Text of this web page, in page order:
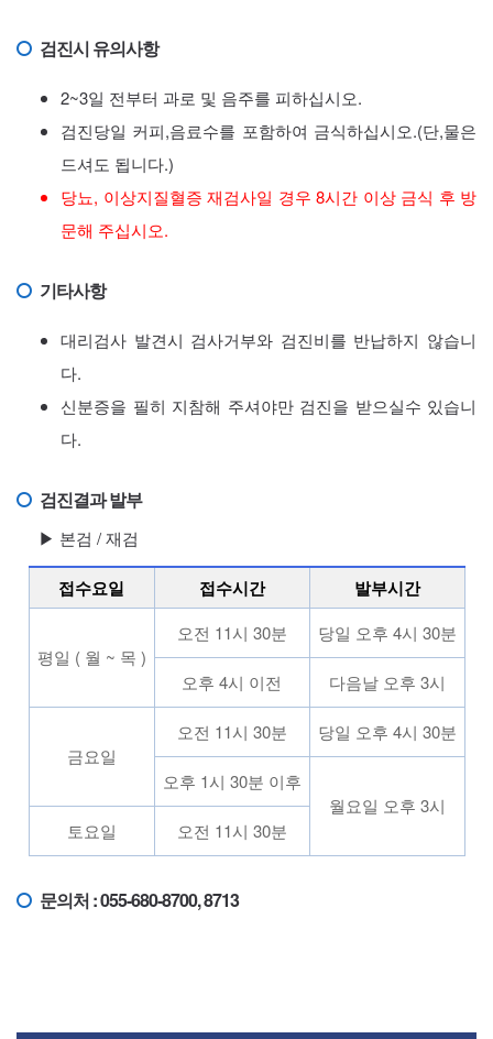
검진시 유의사항
2~3일 전부터 과로 및 음주를 피하십시오.
검진당일 커피,음료수를 포함하여 금식하십시오.(단,물은
드셔도 됩니다.)
당뇨, 이상지질혈증 재검사일 경우 8시간 이상 금식 후 방
문해 주십시오.
기타사항
대리검사 발견시 검사거부와 검진비를 반납하지 않습니
다.
신분증을 필히 지참해 주셔야만 검진을 받으실수 있습니
다.
검진결과 발부
▶ 본검 / 재검
접수요일 접수시간 발부시간
평일 ( 월 ~ 목 )
오전 11시 30분 당일 오후 4시 30분
오후 4시 이전 다음날 오후 3시
금요일
오전 11시 30분 당일 오후 4시 30분
오후 1시 30분 이후
월요일 오후 3시
토요일
오전 11시 30분
문의처 : 055-680-8700, 8713